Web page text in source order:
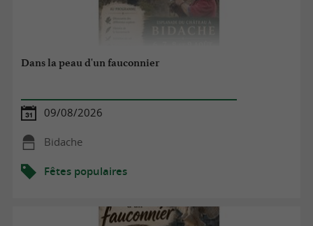
Dans la peau d'un fauconnier
09/08/2026
Bidache
Fêtes populaires